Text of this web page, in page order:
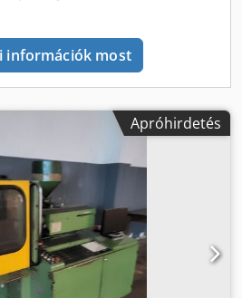
információk most
Apróhirdetés